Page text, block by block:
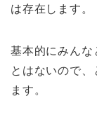
は存在します。
基本的にみんな
とはないので
ます。